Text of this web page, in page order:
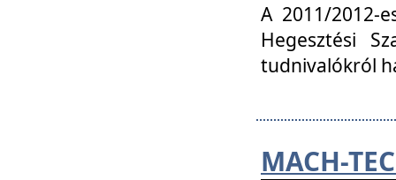
A 2011/2012-
Hegesztési
tudnivalókról
MACH-